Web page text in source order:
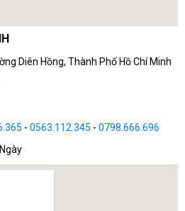
để có thể sắm cho mình một
cho bộ PC của mình nhé!
Diên Hồng, Thành Phố Hồ Chí Minh
- 0563.112.345 - 0798.666.696